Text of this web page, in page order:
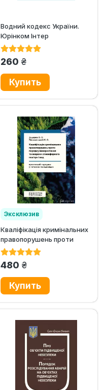
Водний кодекс України.
Юрінком Інтер
260 грн.
Эксклюзив
Кваліфікація кримінальних
правопорушень проти
порядку використання та...
480 грн.